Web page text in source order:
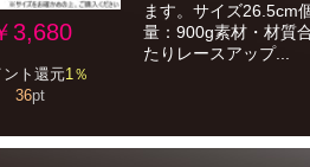
3,680
ト還元1％
36pt
ます。サイズ26.5cm
量：900g素材・材質
たりレースアップ...